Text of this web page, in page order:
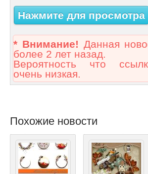
Нажмите для просмотра
* Внимание! Данная
более 2 лет назад.
Вероятность что
очень низкая.
Похожие новости